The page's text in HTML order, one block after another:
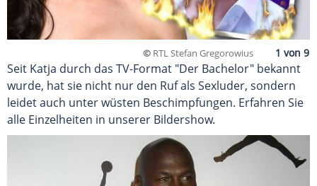
© RTL Stefan Gregorowius
Seit Katja durch das TV-Format "Der Bachelor" bekannt
wurde, hat sie nicht nur den Ruf als Sexluder, sondern
leidet auch unter wüsten Beschimpfungen. Erfahren Sie
alle Einzelheiten in unserer Bildershow.